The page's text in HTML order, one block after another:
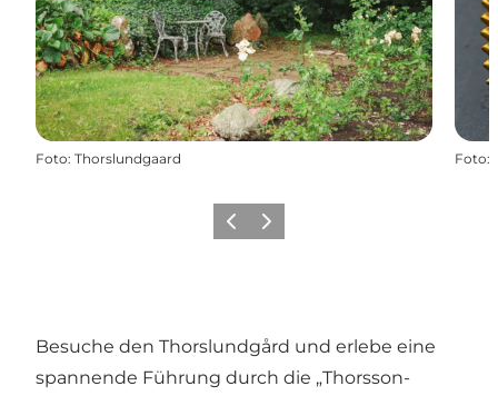
Foto: Thorslundgaard Foto:
ZurückWeiter
Besuche den Thorslundgård und erlebe eine
spannende Führung durch die „Thorsson-